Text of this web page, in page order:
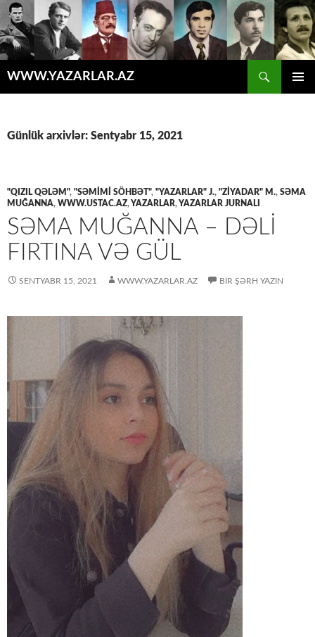
WWW.YAZARLAR.AZ
Günlük arxivlər: Sentyabr 15, 2021
"QIZIL QƏLƏM", "SƏMİMİ SÖHBƏT", "YAZARLAR" J., "ZİYADAR" M., SƏMA
MUĞANNA, WWW.USTAC.AZ, YAZARLAR, YAZARLAR JURNALI
SƏMA MUĞANNA – DƏLI
FIRTINA VƏ GÜL
SENTYABR 15, 2021 WWW.YAZARLAR.AZ BIR ŞƏRH YAZIN